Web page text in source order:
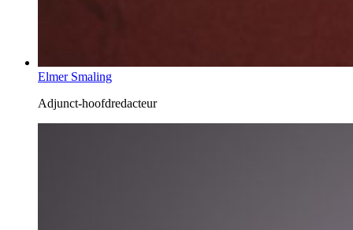
Elmer Smaling
Adjunct-hoofdredacteur